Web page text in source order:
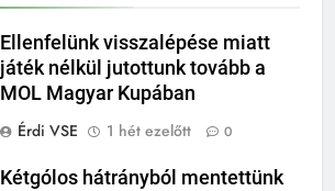
Ellenfelünk visszalépése miatt
játék nélkül jutottunk tovább a
MOL Magyar Kupában
Érdi VSE
1 hét ezelőtt 0
Kétgólos hátrányból mentettünk